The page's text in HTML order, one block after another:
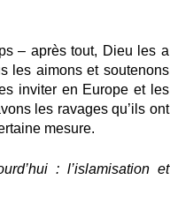
– après tout, Dieu les a
les aimons et soutenons
inviter en Europe et les
les ravages qu’ils ont
mesure.
: l’islamisation et